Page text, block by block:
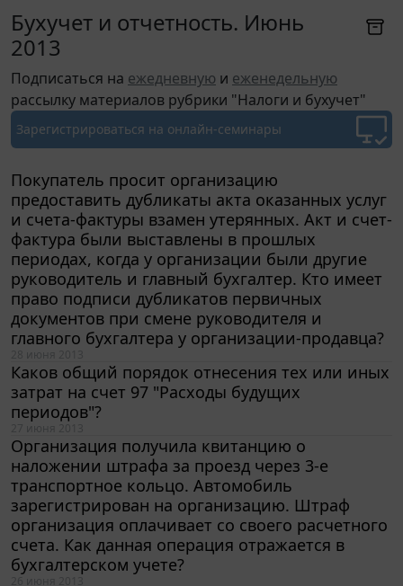
Бухучет и отчетность. Июнь
2013
Подписаться на ежедневную и еженедельную
рассылку материалов рубрики "Налоги и бухучет"
Зарегистрироваться на онлайн-семинары
Покупатель просит организацию
предоставить дубликаты акта оказанных услуг
и счета-фактуры взамен утерянных. Акт и счет-
фактура были выставлены в прошлых
периодах, когда у организации были другие
руководитель и главный бухгалтер. Кто имеет
право подписи дубликатов первичных
документов при смене руководителя и
главного бухгалтера у организации-продавца?
Каков общий порядок отнесения тех или иных
затрат на счет 97 "Расходы будущих
периодов"?
Организация получила квитанцию о
наложении штрафа за проезд через 3-е
транспортное кольцо. Автомобиль
зарегистрирован на организацию. Штраф
организация оплачивает со своего расчетного
счета. Как данная операция отражается в
бухгалтерском учете?